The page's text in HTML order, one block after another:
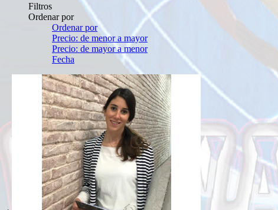
Filtros
Ordenar por
Ordenar por
Precio: de menor a mayor
Precio: de mayor a menor
Fecha